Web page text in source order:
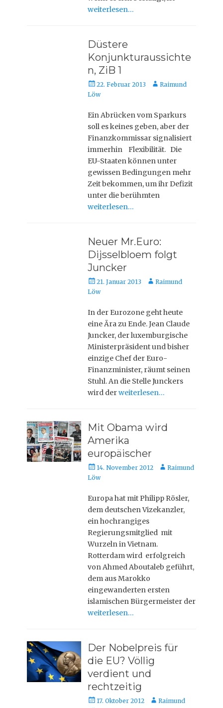
weiterlesen…
Düstere
Konjunkturaussichte
n, ZiB 1
Veröffentlicht
am
22. Februar 2013 AutorRaimund
Löw
Ein Abrücken vom Sparkurs
soll es keines geben, aber der
Finanzkommissar signalisiert
immerhin Flexibilität. Die
EU-Staaten können unter
gewissen Bedingungen mehr
Zeit bekommen, um ihr Defizit
unter die berühmten
weiterlesen…
Neuer Mr.Euro:
Dijsselbloem folgt
Juncker
Veröffentlicht
am
21. Januar 2013 AutorRaimund
Löw
In der Eurozone geht heute
eine Ära zu Ende. Jean Claude
Juncker, der luxemburgische
Ministerpräsident und bisher
einzige Chef der Euro-
Finanzminister, räumt seinen
Stuhl. An die Stelle Junckers
wird derweiterlesen…
Mit Obama wird
Amerika
europäischer
Veröffentlicht
am
14. November 2012 AutorRaimund
Löw
Europa hat mit Philipp Rösler,
dem deutschen Vizekanzler,
ein hochrangiges
Regierungsmitglied mit
Wurzeln in Vietnam.
Rotterdam wird erfolgreich
von Ahmed Aboutaleb geführt,
dem aus Marokko
eingewanderten ersten
islamischen Bürgermeister der
weiterlesen…
Der Nobelpreis für
die EU? Völlig
verdient und
rechtzeitig
Veröffentlicht
17. Oktober 2012 AutorRaimund